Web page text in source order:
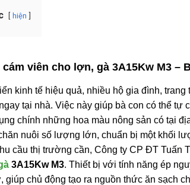
hiện
cám viên cho lợn, gà 3A15Kw M3
kinh tế hiệu quả, nhiều hộ gia đình,
tại nhà. Việc này giúp bà con có thể tự
chính những hoa màu nông sản có tại
nuôi số lượng lớn, chuẩn bị một khối
cầu thị trường cần, Công ty CP ĐT Tuấn
3A15Kw M3. Thiết bị với tính năng ép
giúp chủ động tạo ra nguồn thức ăn sạch